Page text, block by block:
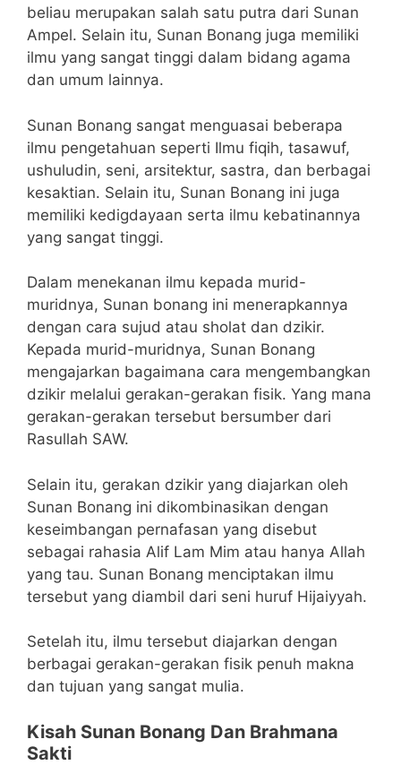
beliau merupakan salah satu putra dari Sunan
Ampel. Selain itu, Sunan Bonang juga memiliki
ilmu yang sangat tinggi dalam bidang agama
dan umum lainnya.
Sunan Bonang sangat menguasai beberapa
ilmu pengetahuan seperti Ilmu fiqih, tasawuf,
ushuludin, seni, arsitektur, sastra, dan berbagai
kesaktian. Selain itu, Sunan Bonang ini juga
memiliki kedigdayaan serta ilmu kebatinannya
yang sangat tinggi.
Dalam menekanan ilmu kepada murid-
muridnya, Sunan bonang ini menerapkannya
dengan cara sujud atau sholat dan dzikir.
Kepada murid-muridnya, Sunan Bonang
mengajarkan bagaimana cara mengembangkan
dzikir melalui gerakan-gerakan fisik. Yang mana
gerakan-gerakan tersebut bersumber dari
Rasullah SAW.
Selain itu, gerakan dzikir yang diajarkan oleh
Sunan Bonang ini dikombinasikan dengan
keseimbangan pernafasan yang disebut
sebagai rahasia Alif Lam Mim atau hanya Allah
yang tau. Sunan Bonang menciptakan ilmu
tersebut yang diambil dari seni huruf Hijaiyyah.
Setelah itu, ilmu tersebut diajarkan dengan
berbagai gerakan-gerakan fisik penuh makna
dan tujuan yang sangat mulia.
Kisah Sunan Bonang Dan Brahmana
Sakti